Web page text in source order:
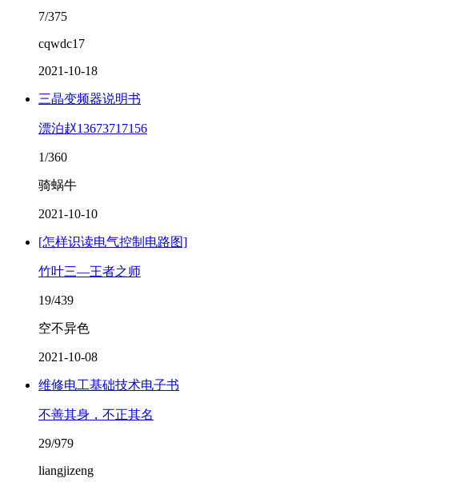
7/375
cqwdc17
2021-10-18
三晶变频器说明书
漂泊赵13673717156
1/360
骑蜗牛
2021-10-10
[怎样识读电气控制电路图]
竹叶三—王者之师
19/439
空不异色
2021-10-08
维修电工基础技术电子书
不善其身，不正其名
29/979
liangjizeng